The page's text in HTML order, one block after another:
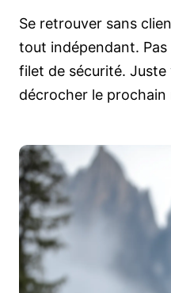
Se retrouver sans
tout indépendant.
filet de sécurité.
décrocher le prochain